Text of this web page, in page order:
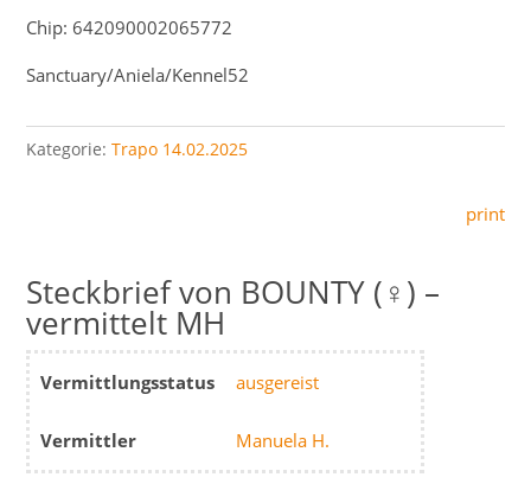
Chip: 642090002065772
Sanctuary/Aniela/Kennel52
Kategorie:Trapo 14.02.2025
print
BOUNTY (♀) –
vermittelt MH
Vermittlungsstatus ausgereist
Vermittler Manuela H.